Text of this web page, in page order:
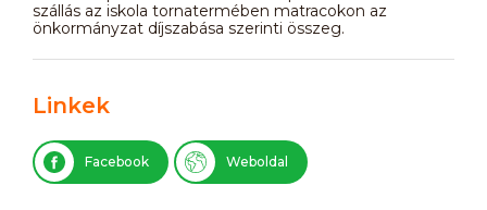
szállás az iskola tornatermében matracokon az
önkormányzat díjszabása szerinti összeg.
Linkek
Facebook Weboldal